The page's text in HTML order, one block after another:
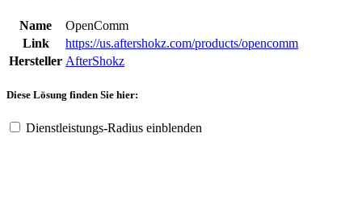
Name
OpenComm
Link
https://us.aftershokz.com/products/opencomm
Hersteller AfterShokz
Diese Lösung finden Sie hier:
Dienstleistungs-Radius einblenden